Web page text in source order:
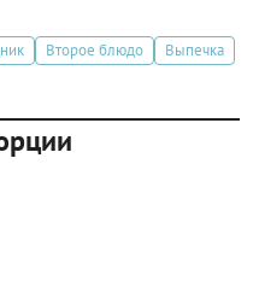
Второе блюдо
Выпечка